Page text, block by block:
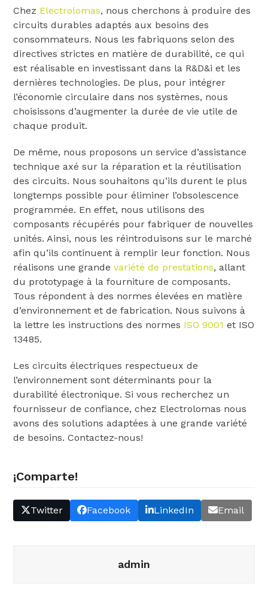
Chez Electrolomas, nous cherchons à produire des
circuits durables adaptés aux besoins des
consommateurs. Nous les fabriquons selon des
directives strictes en matière de durabilité, ce qui
est réalisable en investissant dans la R&D&i et les
dernières technologies. De plus, pour intégrer
l’économie circulaire dans nos systèmes, nous
choisissons d’augmenter la durée de vie utile de
chaque produit.
De même, nous proposons un service d’assistance
technique axé sur la réparation et la réutilisation
des circuits. Nous souhaitons qu’ils durent le plus
longtemps possible pour éliminer l’obsolescence
programmée. En effet, nous utilisons des
composants récupérés pour fabriquer de nouvelles
unités. Ainsi, nous les réintroduisons sur le marché
afin qu’ils continuent à remplir leur fonction. Nous
réalisons une grandevariété de prestations, allant
du prototypage à la fourniture de composants.
Tous répondent à des normes élevées en matière
d’environnement et de fabrication. Nous suivons à
la lettre les instructions des normes ISO 9001 et ISO
13485.
Les circuits électriques respectueux de
l’environnement sont déterminants pour la
durabilité électronique. Si vous recherchez un
fournisseur de confiance, chez Electrolomas nous
avons des solutions adaptées à une grande variété
de besoins. Contactez-nous!
¡Comparte!
Twitter Facebook LinkedIn Email
admin